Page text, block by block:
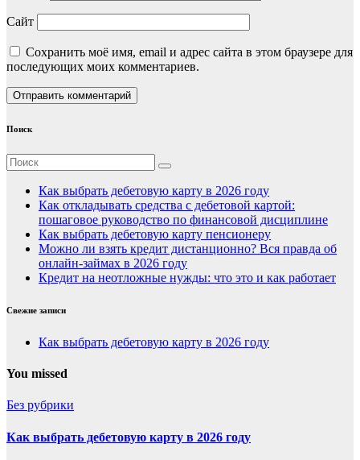
Сайт
Сохранить моё имя, email и адрес сайта в этом браузере для
последующих моих комментариев.
Поиск
Как выбрать дебетовую карту в 2026 году
Как откладывать средства с дебетовой картой:
пошаговое руководство по финансовой дисциплине
Как выбрать дебетовую карту пенсионеру
Можно ли взять кредит дистанционно? Вся правда об
онлайн-займах в 2026 году
Кредит на неотложные нужды: что это и как работает
Свежие записи
Как выбрать дебетовую карту в 2026 году
You missed
Без рубрики
Как выбрать дебетовую карту в 2026 году